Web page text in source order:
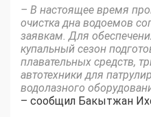
– В настоящее время
очистка дна водоемов
заявкам. Для
купальный сезон
плавательных средств,
автотехники для
водолазного
– сообщил Бакытжан